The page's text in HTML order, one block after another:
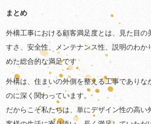
まとめ
外構工事における顧客満足度とは、見た目
すさ、安全性、メンテナンス性、説明のわ
めた総合的な満足です
外構は、住まいの外側を整える工事でありな
のに深く関わっています。
だからこそ私たちは、単にデザイン性の高い